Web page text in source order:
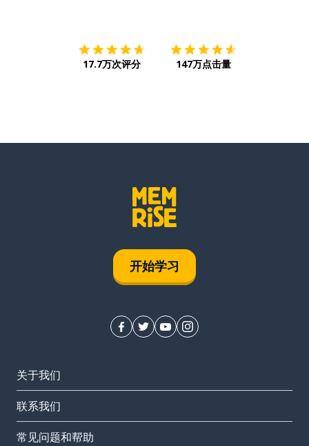
17.7万次评分 147万点击量
开始学习
关于我们
联系我们
常见问题和帮助